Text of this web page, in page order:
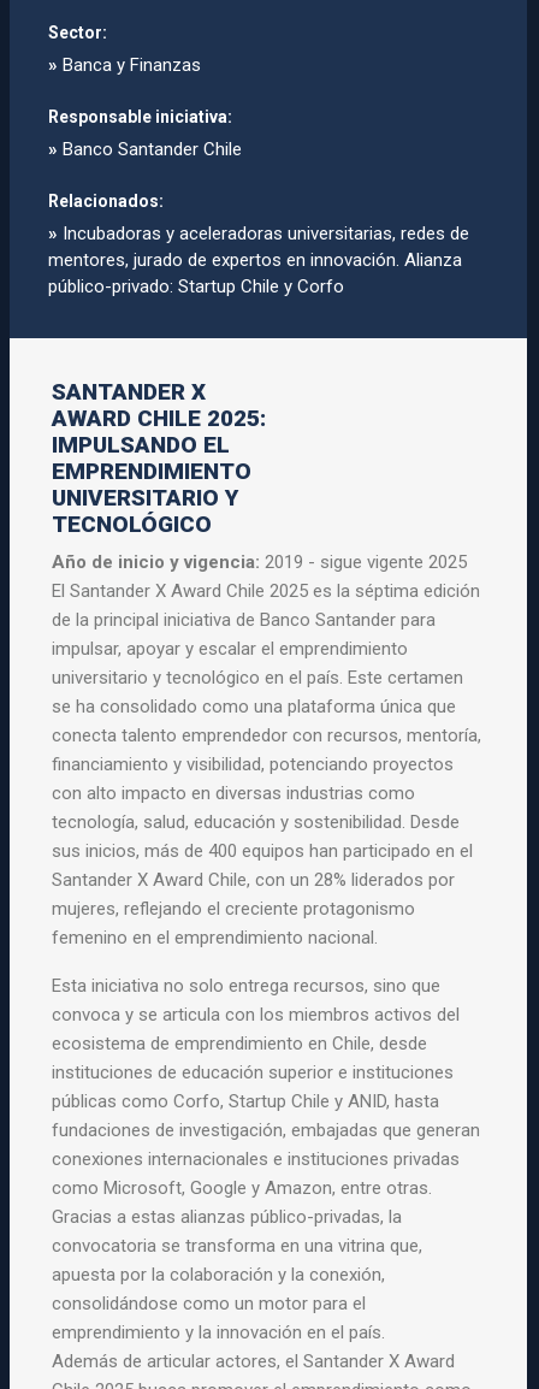
Sector:
» Banca y Finanzas
Responsable iniciativa:
» Banco Santander Chile
Relacionados:
» Incubadoras y aceleradoras universitarias, redes de
mentores, jurado de expertos en innovación. Alianza
público-privado: Startup Chile y Corfo
SANTANDER X
AWARD CHILE 2025:
IMPULSANDO EL
EMPRENDIMIENTO
UNIVERSITARIO Y
TECNOLÓGICO
Año de inicio y vigencia:2019 - sigue vigente 2025
El Santander X Award Chile 2025 es la séptima edición
de la principal iniciativa de Banco Santander para
impulsar, apoyar y escalar el emprendimiento
universitario y tecnológico en el país. Este certamen
se ha consolidado como una plataforma única que
conecta talento emprendedor con recursos, mentoría,
financiamiento y visibilidad, potenciando proyectos
con alto impacto en diversas industrias como
tecnología, salud, educación y sostenibilidad. Desde
sus inicios, más de 400 equipos han participado en el
Santander X Award Chile, con un 28% liderados por
mujeres, reflejando el creciente protagonismo
femenino en el emprendimiento nacional.
Esta iniciativa no solo entrega recursos, sino que
convoca y se articula con los miembros activos del
ecosistema de emprendimiento en Chile, desde
instituciones de educación superior e instituciones
públicas como Corfo, Startup Chile y ANID, hasta
fundaciones de investigación, embajadas que generan
conexiones internacionales e instituciones privadas
como Microsoft, Google y Amazon, entre otras.
Gracias a estas alianzas público-privadas, la
convocatoria se transforma en una vitrina que,
apuesta por la colaboración y la conexión,
consolidándose como un motor para el
emprendimiento y la innovación en el país.
Además de articular actores, el Santander X Award